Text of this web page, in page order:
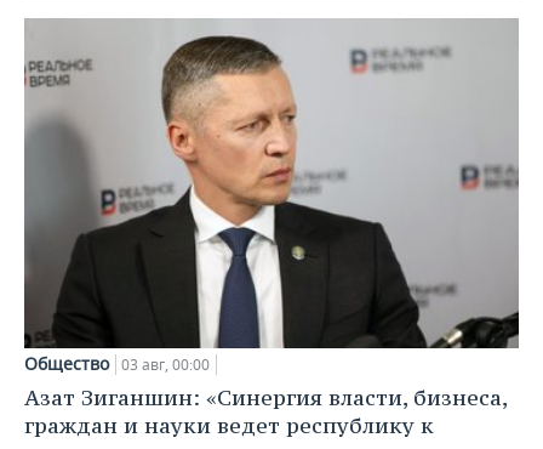
Общество 03 авг, 00:00
Азат Зиганшин: «Синергия власти, бизнеса,
граждан и науки ведет республику к